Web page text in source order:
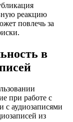
реакцию
повлечь за
в
при работе с
с аудиозаписями
из